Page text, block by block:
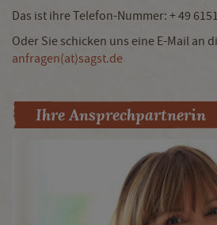
Das ist ihre Telefon-Nummer: + 49
Oder Sie schicken uns eine E-Mail an
anfragen(at)sagst.de
Ihre Ansprechpartnerin